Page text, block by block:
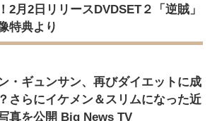
2月2日リリースDVDSET２「逆賊」
特典より
・ギュンサン、再びダイエットに成
さらにイケメン＆スリムになった近
真を公開 Big News TV